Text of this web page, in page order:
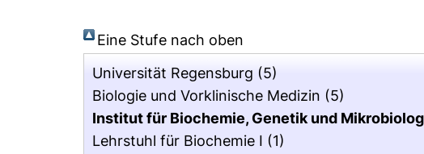
Eine Stufe nach oben
Universität Regensburg (5)
Biologie und Vorklinische Medizin (5)
Institut für Biochemie, Genetik und
Lehrstuhl für Biochemie I (1)